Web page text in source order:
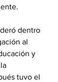
dentro
al
y
tuvo el